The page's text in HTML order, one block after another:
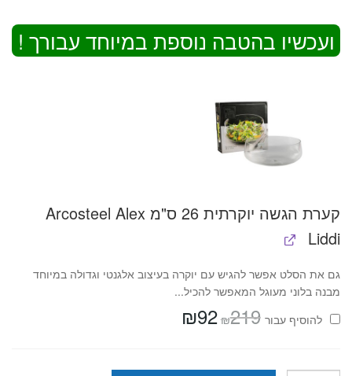
ועכשיו בהטבה נוספת במיוחד עבורך !
קערת הגשה יוקרתית 26 ס"מ Arcosteel Alex
Liddi
גם את הסלט אפשר להגיש עם יוקרה בעיצוב אלגנטי וגדולה במיוחד
מבנה בלוני מעוגל המאפשר להכיל...
להוסיף⁦⁩ עבור
₪219 המחיר
המקורי
₪92